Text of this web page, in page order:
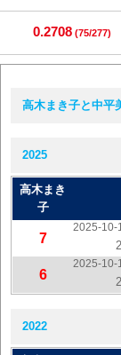
0.2708 (75/277)
高木まき子と中平
2025
高木まき
子
7
2025-10-
6
2025-10-
2022